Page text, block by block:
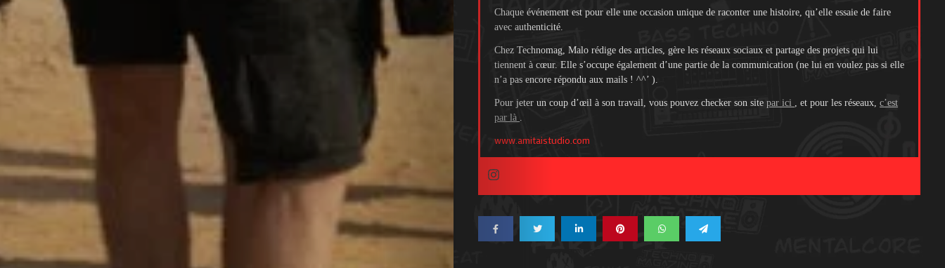
Chaque événement est pour elle une occasion unique de raconter une histoire, qu’elle essaie de faire
avec authenticité.
Chez Technomag, Malo rédige des articles, gère les réseaux sociaux et partage des projets qui lui
tiennent à cœur. Elle s’occupe également d’une partie de la communication (ne lui en voulez pas si elle
n’a pas encore répondu aux mails ! ^^’ ).
Pour jeter un coup d’œil à son travail, vous pouvez checker son sitepar ici , et pour les réseaux,c’est
par là
www.amitaistudio.com